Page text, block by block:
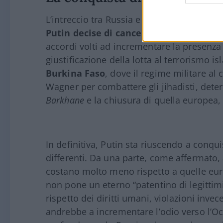
L’intreccio tra Russia e Libia ha radici
Putin decise di cancellare i debiti
accordi volti ad incrementare la
giustificazione della lotta al terrorismo
Burkina Faso, dove il regime militare al
Wagner per combattere gli jihadisti,
Barkhane e la chiusura di quella europea,
In definitiva, Putin sta riuscendo a
differenti. Da una parte, come affermato,
costano molto meno rispetto a quelle
non pone un eterno “patentino di
rispetto dei diritti umani, violazioni
andrebbe a incrementare l’odio verso